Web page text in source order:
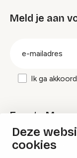
Deze
cookies
Meld je aan
Ik ga
Events
Ik